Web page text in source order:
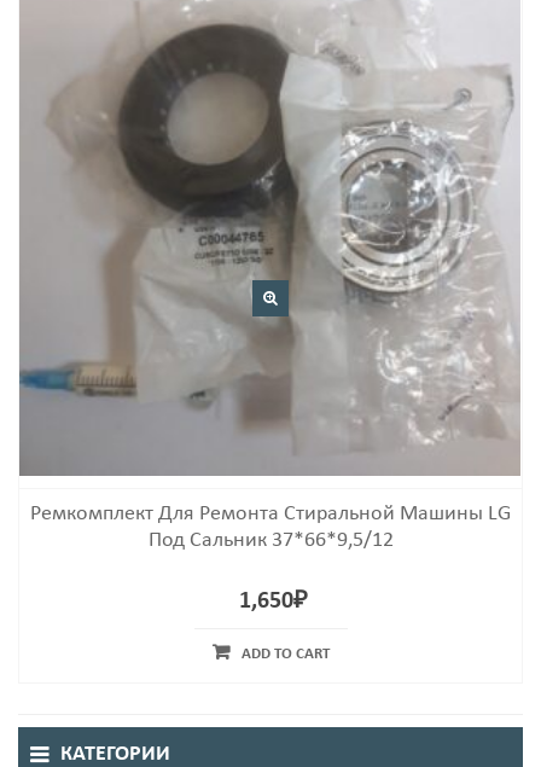
Ремкомплект Для Ремонта Стиральной Машины LG
Под Сальник 37*66*9,5/12
1,650₽
ADD TO CART
КАТЕГОРИИ